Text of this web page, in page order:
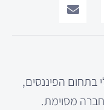
בתחום הפיננסים,
מסוימת.